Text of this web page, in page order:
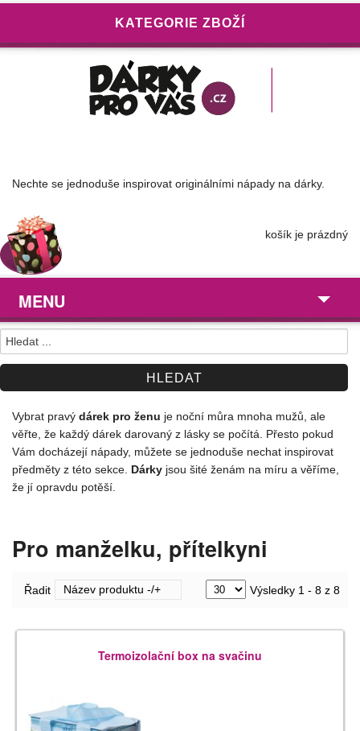
KATEGORIE ZBOŽÍ
Nechte se jednoduše inspirovat originálními nápady na dárky.
košík je prázdný
MENU
Dárky pro ...
Obchodní podmínky
Kontakt
Vybrat pravý dárek pro ženu je noční můra mnoha mužů, ale
věřte, že každý dárek darovaný z lásky se počítá. Přesto pokud
Vám docházejí nápady, můžete se jednoduše nechat inspirovat
předměty z této sekce. Dárky jsou šité ženám na míru a věříme,
že jí opravdu potěší.
Pro manželku, přítelkyni
Výsledky 1 - 8 z 8
Řadit Název produktu -/+
Termoizolační box na svačinu